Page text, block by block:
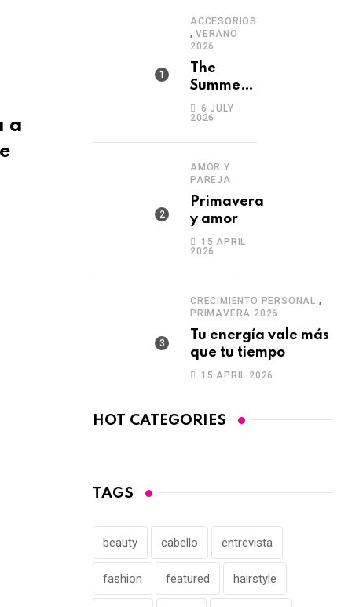
a
ACCESORIOS
, VERANO
2026
The
Summer
Edit
6 JULY
2026
AMOR Y
PAREJA
Primavera
y amor
15 APRIL
2026
CRECIMIENTO PERSONAL ,
PRIMAVERA 2026
Tu energía vale más
que tu tiempo
15 APRIL 2026
HOT CATEGORIES
TAGS
beauty cabello entrevista
fashion featured hairstyle